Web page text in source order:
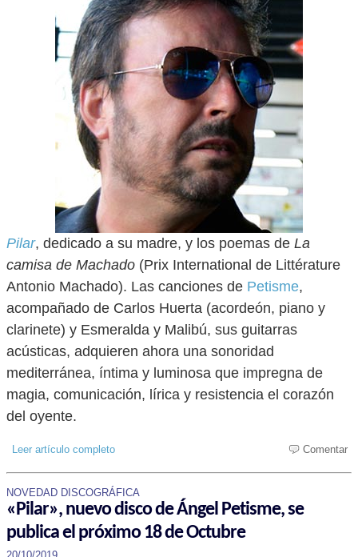
Pilar, dedicado a su madre, y los poemas de La
camisa de Machado (Prix International de Littérature
Antonio Machado). Las canciones de Petisme,
acompañado de Carlos Huerta (acordeón, piano y
clarinete) y Esmeralda y Malibú, sus guitarras
acústicas, adquieren ahora una sonoridad
mediterránea, íntima y luminosa que impregna de
magia, comunicación, lírica y resistencia el corazón
del oyente.
Leer artículo completo Comentar
NOVEDAD DISCOGRÁFICA
«Pilar», nuevo disco de Ángel Petisme, se
publica el próximo 18 de Octubre